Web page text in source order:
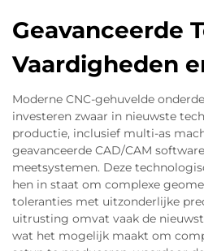
Geavanceerde
Vaardigheden
Moderne CNC-gehuvelde
investeren zwaar in nieuwste
productie, inclusief multi-as
geavanceerde CAD/CAM
meetsystemen. Deze
hen in staat om complexe
toleranties met uitzonderlijke
uitrusting omvat vaak de
wat het mogelijk maakt om